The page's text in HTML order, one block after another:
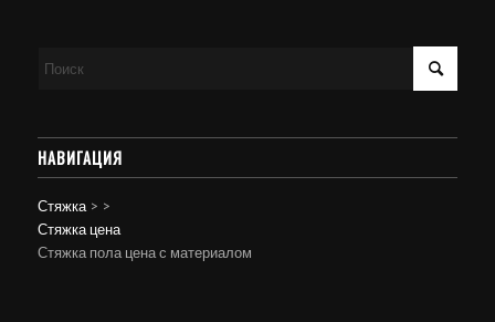
НАВИГАЦИЯ
Стяжка>
Стяжка цена
>
Стяжка пола цена с материалом